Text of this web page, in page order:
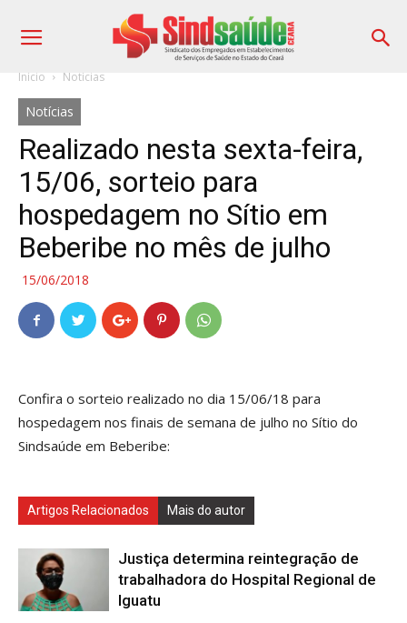
Início Notícias
Notícias
Realizado nesta sexta-feira,
15/06, sorteio para
hospedagem no Sítio em
Beberibe no mês de julho
15/06/2018
Confira o sorteio realizado no dia 15/06/18 para
hospedagem nos finais de semana de julho no Sítio do
Sindsaúde em Beberibe:
Artigos Relacionados Mais do autor
Justiça determina reintegração de
trabalhadora do Hospital Regional de
Iguatu